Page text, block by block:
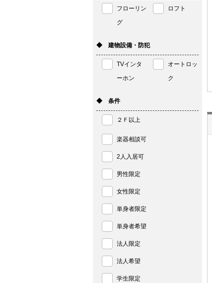
フローリン
グ
ロフト
◆ 建物設備・防犯
TVインタ
ーホン
オートロッ
ク
◆ 条件
２Ｆ以上
楽器相談可
2人入居可
男性限定
女性限定
単身者限定
単身者希望
法人限定
法人希望
学生限定